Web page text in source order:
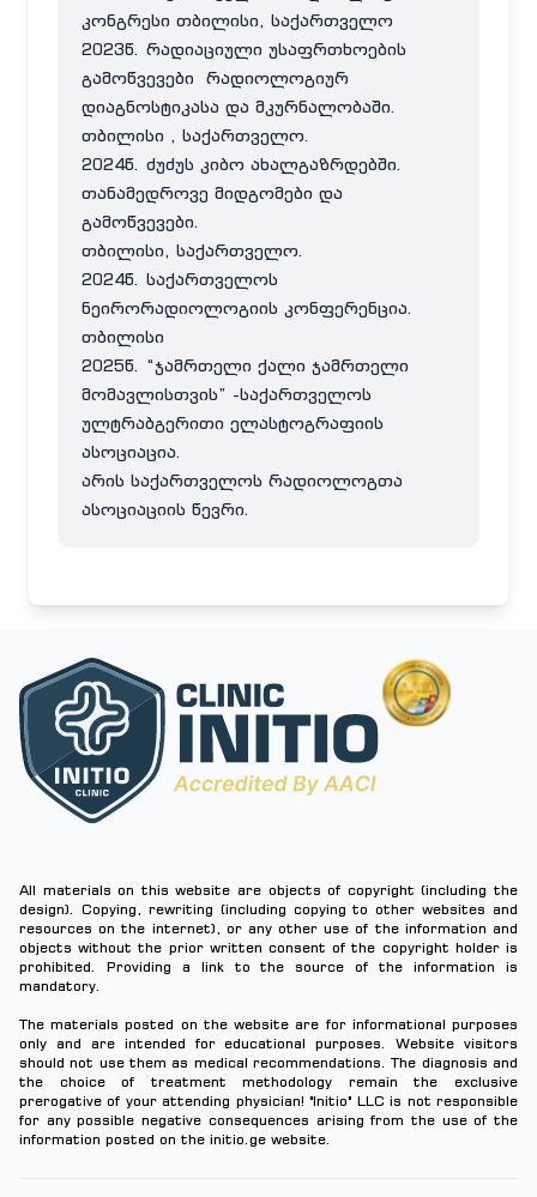
კონგრესი თბილისი, საქართველო
2023წ. რადიაციული უსაფრთხოების
გამოწვევები რადიოლოგიურ
დიაგნოსტიკასა და მკურნალობაში.
თბილისი , საქართველო.
2024წ. ძუძუს კიბო ახალგაზრდებში.
თანამედროვე მიდგომები და
გამოწვევები.
თბილისი, საქართველო.
2024წ. საქართველოს
ნეირორადიოლოგიის კონფერენცია.
თბილისი
2025წ. “ჯამრთელი ქალი ჯამრთელი
მომავლისთვის” -საქართველოს
ულტრაბგერითი ელასტოგრაფიის
ასოციაცია.
არის საქართველოს რადიოლოგთა
ასოციაციის წევრი.
All materials on this website are objects of copyright (including the
design). Copying, rewriting (including copying to other websites and
resources on the internet), or any other use of the information and
objects without the prior written consent of the copyright holder is
prohibited. Providing a link to the source of the information is
mandatory.
The materials posted on the website are for informational purposes
only and are intended for educational purposes. Website visitors
should not use them as medical recommendations. The diagnosis and
the choice of treatment methodology remain the exclusive
prerogative of your attending physician! "Initio" LLC is not responsible
for any possible negative consequences arising from the use of the
information posted on the initio.ge website.